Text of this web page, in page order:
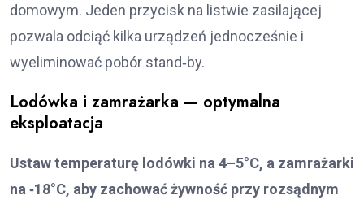
domowym. Jeden przycisk na listwie zasilającej
pozwala odciąć kilka urządzeń jednocześnie i
wyeliminować pobór stand‑by.
Lodówka i zamrażarka — optymalna
eksploatacja
Ustaw temperaturę lodówki na 4–5°C, a zamrażarki
na ‑18°C, aby zachować żywność przy rozsądnym